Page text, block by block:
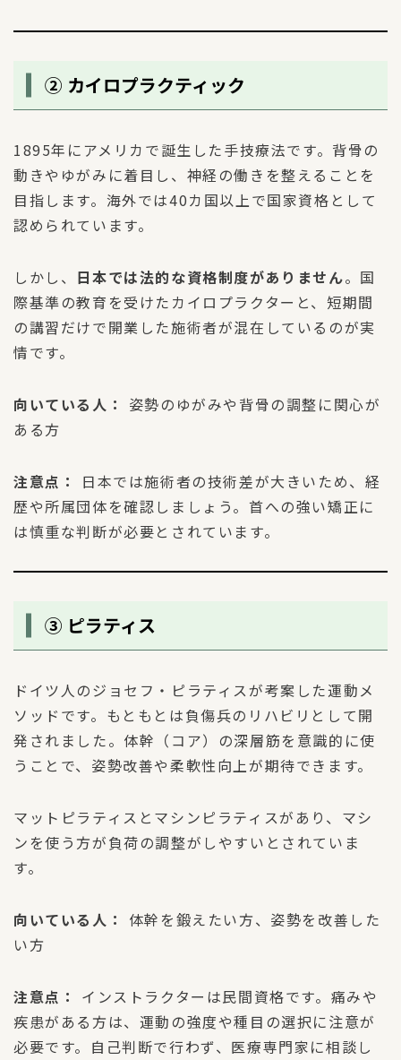
② カイロプラクティック
1895年にアメリカで誕生した手技療法です。背骨の
動きやゆがみに着目し、神経の働きを整えることを
目指します。海外では40カ国以上で国家資格として
認められています。
しかし、 日本では法的な資格制度がありません。国
際基準の教育を受けたカイロプラクターと、短期間
の講習だけで開業した施術者が混在しているのが実
情です。
向いている人：
姿勢のゆがみや背骨の調整に関心が
ある方
注意点：
日本では施術者の技術差が大きいため、経
歴や所属団体を確認しましょう。首への強い矯正に
は慎重な判断が必要とされています。
③ ピラティス
ドイツ人のジョセフ・ピラティスが考案した運動メ
ソッドです。もともとは負傷兵のリハビリとして開
発されました。体幹（コア）の深層筋を意識的に使
うことで、姿勢改善や柔軟性向上が期待できます。
マットピラティスとマシンピラティスがあり、マシ
ンを使う方が負荷の調整がしやすいとされていま
す。
向いている人：
体幹を鍛えたい方、姿勢を改善した
い方
注意点：
インストラクターは民間資格です。痛みや
疾患がある方は、運動の強度や種目の選択に注意が
必要です。自己判断で行わず、医療専門家に相談し